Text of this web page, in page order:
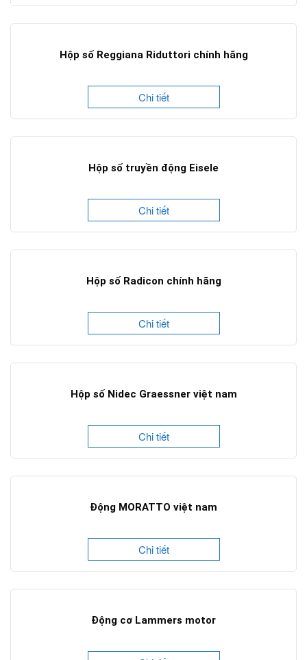
Hộp số Reggiana Riduttori chính hãng
Chi tiết
Hộp số truyền động Eisele
Chi tiết
Hộp số Radicon chính hãng
Chi tiết
Hộp số Nidec Graessner việt nam
Chi tiết
Động MORATTO việt nam
Chi tiết
Động cơ Lammers motor